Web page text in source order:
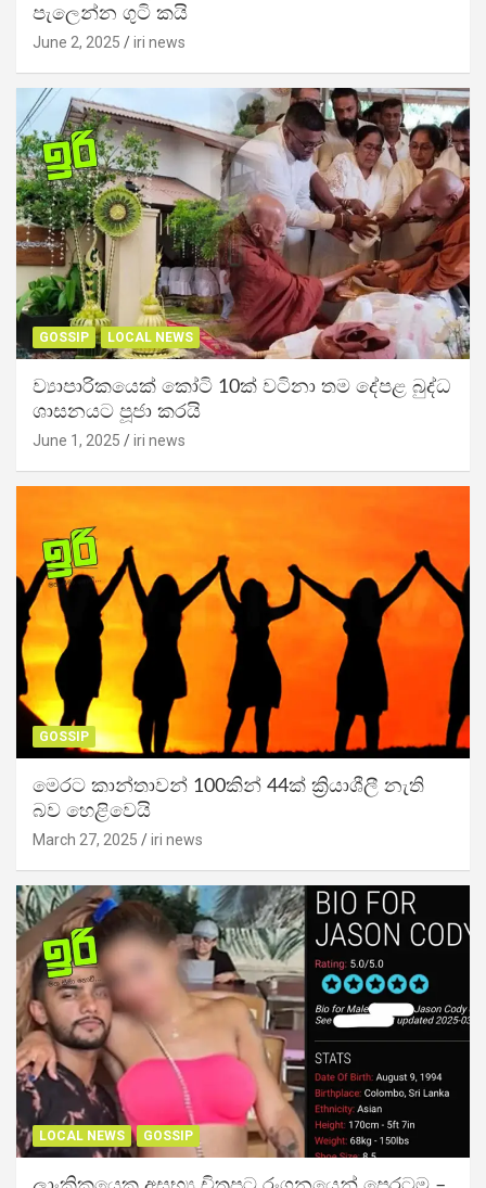
පැලෙන්න ගුටි කයි
June 2, 2025 iri news
GOSSIP LOCAL NEWS
ව්‍යාපාරිකයෙක් කෝටි 10ක් වටිනා තම දේපළ බුද්ධ
ශාසනයට පූජා කරයි
June 1, 2025 iri news
GOSSIP
මෙරට කාන්තාවන් 100කින් 44ක් ක්‍රියාශීලී නැති
බව හෙළිවෙයි
March 27, 2025 iri news
LOCAL NEWS GOSSIP